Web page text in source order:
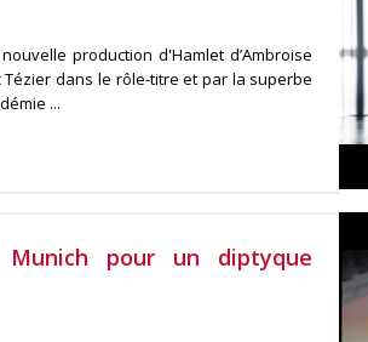
production d'Hamlet d’Ambroise
dans le rôle-titre et par la superbe
...
pour un diptyque